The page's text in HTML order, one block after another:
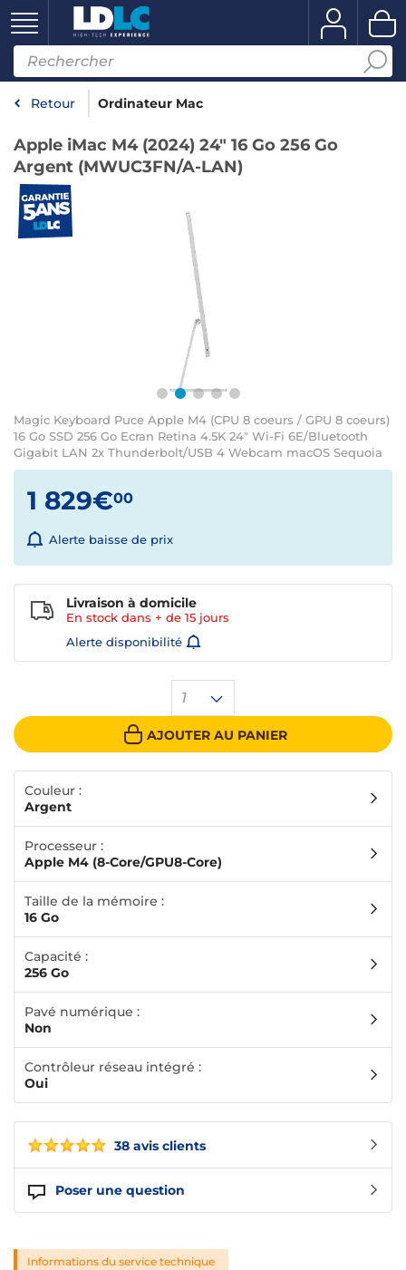
Retour Ordinateur Mac
Apple iMac M4 (2024) 24" 16 Go 256 Go
Argent (MWUC3FN/A-LAN)
Magic Keyboard Puce Apple M4 (CPU 8 coeurs / GPU 8 coeurs)
16 Go SSD 256 Go Ecran Retina 4.5K 24" Wi-Fi 6E/Bluetooth
Gigabit LAN 2x Thunderbolt/USB 4 Webcam macOS Sequoia
38 avis clients
Poser une question
1 829€00
Alerte baisse de prix
1
AJOUTER AU PANIER
Livraison à domicile
En stock dans + de 15 jours
Alerte disponibilité
Couleur :
Argent
Processeur :
Apple M4 (8-Core/GPU8-Core)
Taille de la mémoire :
16 Go
Capacité :
256 Go
Pavé numérique :
Non
Contrôleur réseau intégré :
Oui
Informations du service technique